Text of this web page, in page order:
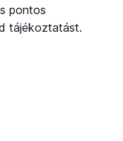
pontos
tájékoztatást.